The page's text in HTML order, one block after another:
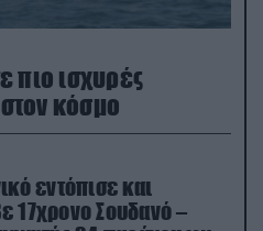
πιο ισχυρές
κόσμο
εντόπισε και
17χρονο Σουδανό –